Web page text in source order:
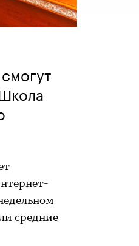
средние